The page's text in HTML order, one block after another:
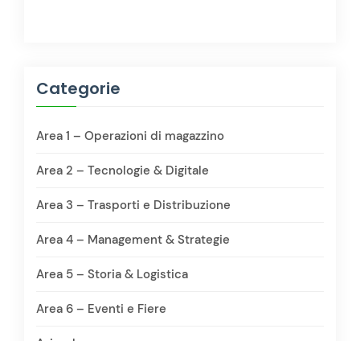
Categorie
Area 1 – Operazioni di magazzino
Area 2 – Tecnologie & Digitale
Area 3 – Trasporti e Distribuzione
Area 4 – Management & Strategie
Area 5 – Storia & Logistica
Area 6 – Eventi e Fiere